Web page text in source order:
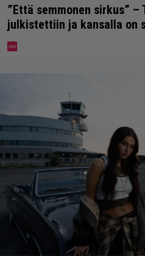
”Että semmonen sirkus” –
julkistettiin ja kansalla on